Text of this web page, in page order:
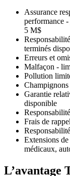
Assurance
performance
5 M$
terminés
Erreurs et
Malfaçon -
Pollution
Garantie
disponible
Frais de
Extensions
médicaux,
L’avantage